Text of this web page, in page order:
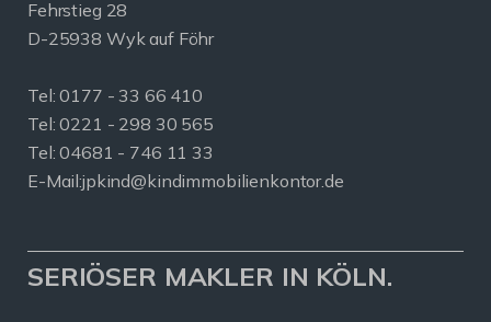
Fehrstieg 28
D-25938 Wyk auf Föhr
Tel:0177 - 33 66 410
Tel: 0221 - 298 30 565
Tel: 04681 - 746 11 33
E-Mail:jpkind@kindimmobilienkontor.de
SERIÖSER MAKLER IN KÖLN.